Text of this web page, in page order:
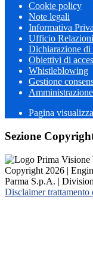
Cookie policy
Note legali
Informativa
Ufficio
Dichiarazione di
Obiettivi di
Whistleblowing
Gestione
Pagina
Sezione
Copyright 2026 |
Parma S.p.A. |
Disclaimer trattamento